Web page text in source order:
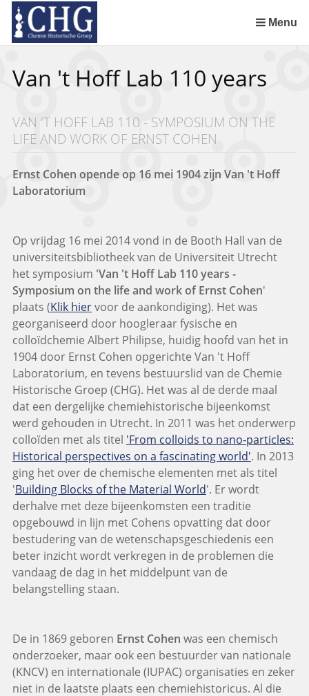
links
over
naar
de
Spring
naar
menu
Menu
Van 't Hoff Lab 110 years
VAN 'T HOFF LAB 110 - SYMPOSIUM ON THE
LIFE AND WORK OF ERNST COHEN
Ernst Cohen opende op 16 mei 1904 zijn Van 't Hoff
Laboratorium
Op vrijdag 16 mei 2014 vond in de Booth Hall van de
universiteitsbibliotheek van de Universiteit Utrecht
het symposium 'Van 't Hoff Lab 110 years -
Symposium on the life and work of Ernst Cohen'
plaats (Klik hiervoor de aankondiging). Het was
georganiseerd door hoogleraar fysische en
colloïdchemie Albert Philipse, huidig hoofd van het in
1904 door Ernst Cohen opgerichte Van 't Hoff
Laboratorium, en tevens bestuurslid van de Chemie
Historische Groep (CHG). Het was al de derde maal
dat een dergelijke chemiehistorische bijeenkomst
werd gehouden in Utrecht. In 2011 was het onderwerp
colloïden met als titel 'From colloids to nano-particles:
Historical perspectives on a fascinating world'. In 2013
ging het over de chemische elementen met als titel
'Building Blocks of the Material World'. Er wordt
derhalve met deze bijeenkomsten een traditie
opgebouwd in lijn met Cohens opvatting dat door
bestudering van de wetenschapsgeschiedenis een
beter inzicht wordt verkregen in de problemen die
vandaag de dag in het middelpunt van de
belangstelling staan.
De in 1869 geboren Ernst Cohen was een chemisch
onderzoeker, maar ook een bestuurder van nationale
(KNCV) en internationale (IUPAC) organisaties en zeker
niet in de laatste plaats een chemiehistoricus. Al die